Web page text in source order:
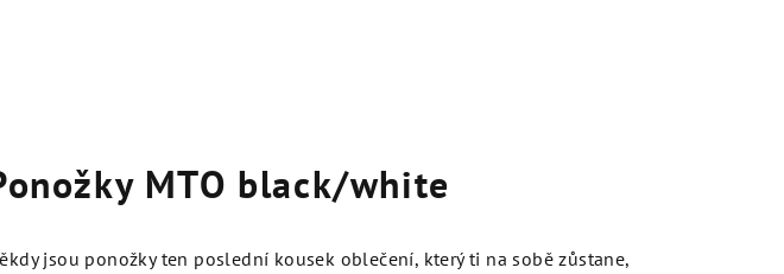
MTO black/white
jsou ponožky ten poslední kousek oblečení, který ti na sobě zůstane,